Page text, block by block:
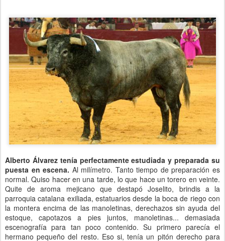
Alberto Álvarez tenía perfectamente estudiada y preparada su
puesta en escena. Al milímetro. Tanto tiempo de preparación es
normal. Quiso hacer en una tarde, lo que hace un torero en veinte.
Quite de aroma mejicano que destapó Joselito, brindis a la
parroquia catalana exiliada, estatuarios desde la boca de riego con
la montera encima de las manoletinas, derechazos sin ayuda del
estoque, capotazos a pies juntos, manoletinas... demasiada
escenografía para tan poco contenido. Su primero parecía el
hermano pequeño del resto. Eso si, tenía un pitón derecho para